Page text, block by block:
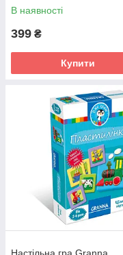
В наявності
399 ₴
Купити